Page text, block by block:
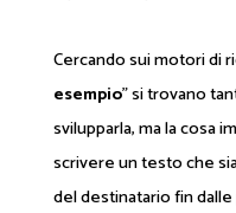
Cercando sui motori di
esempio” si trovano
svilupparla, ma la cosa
scrivere un testo che
del destinatario fin